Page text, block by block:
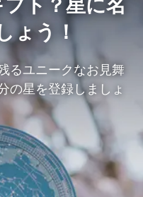
ょう！
るユニークなお見舞
の星を登録しましょ